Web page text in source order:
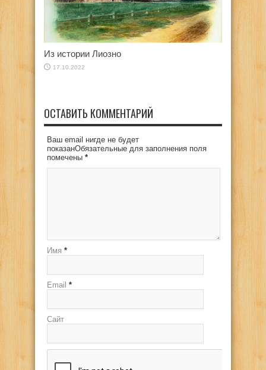
Из истории Лиозно
17.10.2022
ОСТАВИТЬ КОММЕНТАРИЙ
Ваш email нигде не будет
показанОбязательные для заполнения поля
помечены *
Имя *
Email *
Сайт